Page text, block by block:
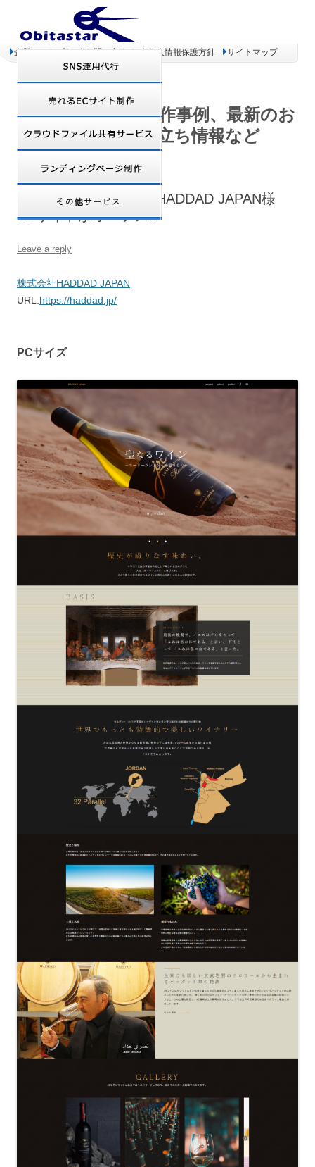
企業コンセプト お問い合わせ 個人情報保護方針 サイトマップ
オビタスター 制作事例、最新のお
得情報、お役立ち情報など
【Zen Cart制作事例】HADDAD JAPAN様
ECサイトがオープン!!
Leave a reply
株式会社HADDAD JAPAN
URL:https://haddad.jp/
PCサイズ